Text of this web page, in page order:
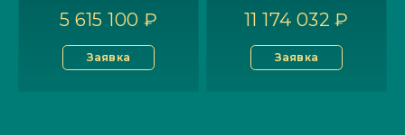
5 615 100 ₽
Заявка
11 174 032 ₽
Заявка